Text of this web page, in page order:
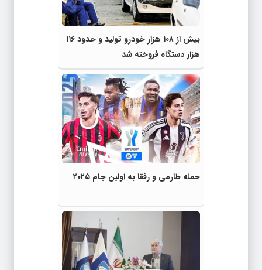
بیش از ۱۰۸ هزار خودرو تولید و حدود ۱۱۶
هزار دستگاه فروخته شد
حمله طارمی و رفقا به اولین جام ۲۰۲۵